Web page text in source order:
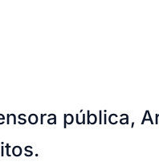
pública,